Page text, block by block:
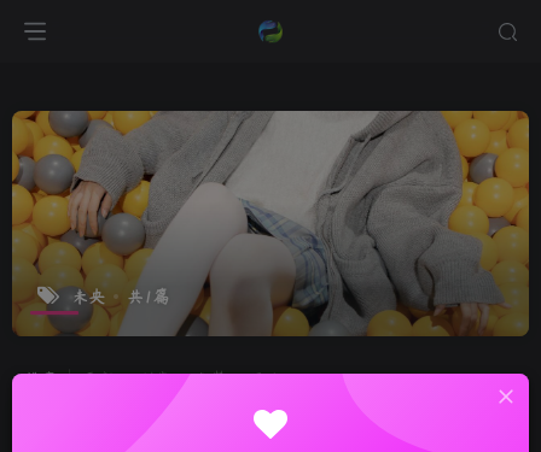
未央 共1篇
排序 更新 浏览 点赞 评论